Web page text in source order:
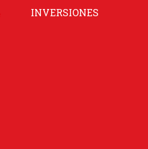
INVERSIONES